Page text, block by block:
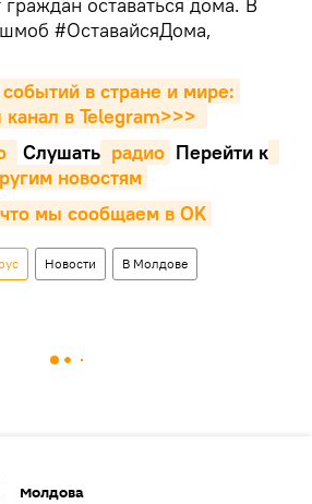
оставаться дома. В
#ОставайсяДома,
событий в стране и мире:
в Telegram>>>
Cлушать радио Перейти к
новостям
что мы сообщаем в OK
Новости В Молдове
Молдова